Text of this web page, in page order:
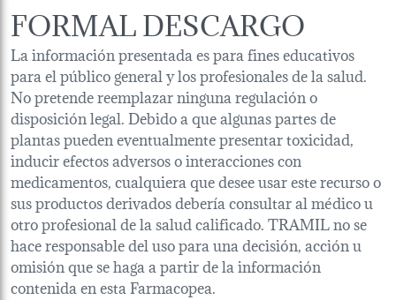
FORMAL DESCARGO
La información presentada es para fines educativos
para el público general y los profesionales de la salud.
No pretende reemplazar ninguna regulación o
disposición legal. Debido a que algunas partes de
plantas pueden eventualmente presentar toxicidad,
inducir efectos adversos o interacciones con
medicamentos, cualquiera que desee usar este recurso o
sus productos derivados debería consultar al médico u
otro profesional de la salud calificado. TRAMIL no se
hace responsable del uso para una decisión, acción u
omisión que se haga a partir de la información
contenida en esta Farmacopea.